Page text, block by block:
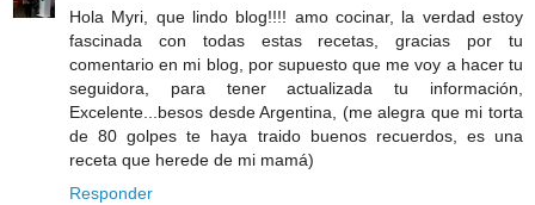
Hola Myri, que lindo blog!!!! amo cocinar, la verdad estoy
fascinada con todas estas recetas, gracias por tu
comentario en mi blog, por supuesto que me voy a hacer tu
seguidora, para tener actualizada tu información,
Excelente...besos desde Argentina, (me alegra que mi torta
de 80 golpes te haya traido buenos recuerdos, es una
receta que herede de mi mamá)
Responder